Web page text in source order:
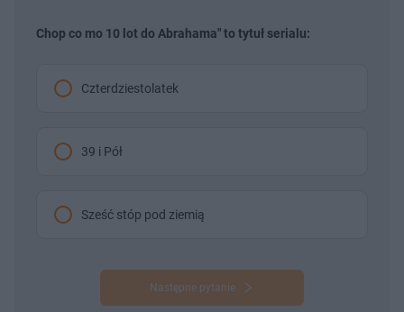
Chop co mo 10 lot do Abrahama" to tytuł serialu:
Czterdziestolatek
39 i Pół
Sześć stóp pod ziemią
Następne pytanie